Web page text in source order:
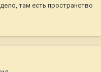
там есть пространство